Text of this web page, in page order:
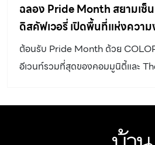
ฉลอง Pride Month สยามเซ็น
ดิสคัฟเวอรี่ เปิดพื้นที่แห่งความ
100 Thai Beauty Brands
ต้อนรับ Pride Month ด้วย
อีเวนท์รวมที่สุดของคอมมูนิตี้และ
พลังไพรด์แห่งความงามไร้กรอบ ผ่
แคร์ น้ำหอม และ Beauty